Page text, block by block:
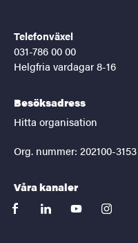
Telefonväxel
031-786 00 00
Helgfria vardagar 8-16
Besöksadress
Hitta organisation
Org. nummer: 202100-3153
Våra kanaler
facebooklinkedinyoutubeinstagram